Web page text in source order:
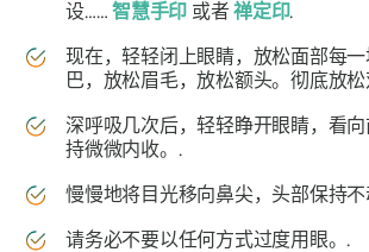
设……智慧手印 或者禅定印.
现在，轻轻闭上眼睛，放松面部每
巴，放松眉毛，放松额头。彻底放
深呼吸几次后，轻轻睁开眼睛，看
持微微内收。.
慢慢地将目光移向鼻尖，头部保持不
请务必不要以任何方式过度用眼。.